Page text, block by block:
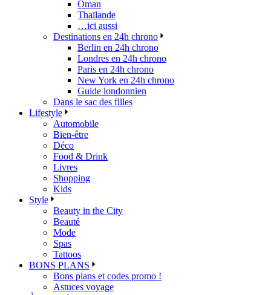
Oman
Thaïlande
…ici aussi
Destinations en 24h chrono
Berlin en 24h chrono
Londres en 24h chrono
Paris en 24h chrono
New York en 24h chrono
Guide londonnien
Dans le sac des filles
Lifestyle
Automobile
Bien-être
Déco
Food & Drink
Livres
Shopping
Kids
Style
Beauty in the City
Beauté
Mode
Spas
Tattoos
BONS PLANS
Bons plans et codes promo !
Astuces voyage